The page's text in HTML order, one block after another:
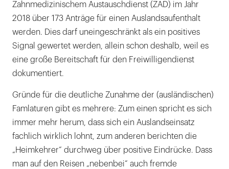
Zahnmedizinischem Austauschdienst (ZAD) im Jahr
2018 über 173 Anträge für einen Auslandsaufenthalt
werden. Dies darf uneingeschränkt als ein positives
Signal gewertet werden, allein schon deshalb, weil es
eine große Bereitschaft für den Freiwilligendienst
dokumentiert.
Gründe für die deutliche Zunahme der (ausländischen)
Famlaturen gibt es mehrere: Zum einen spricht es sich
immer mehr herum, dass sich ein Auslandseinsatz
fachlich wirklich lohnt, zum anderen berichten die
„Heimkehrer“ durchweg über positive Eindrücke. Dass
man auf den Reisen „nebenbei“ auch fremde